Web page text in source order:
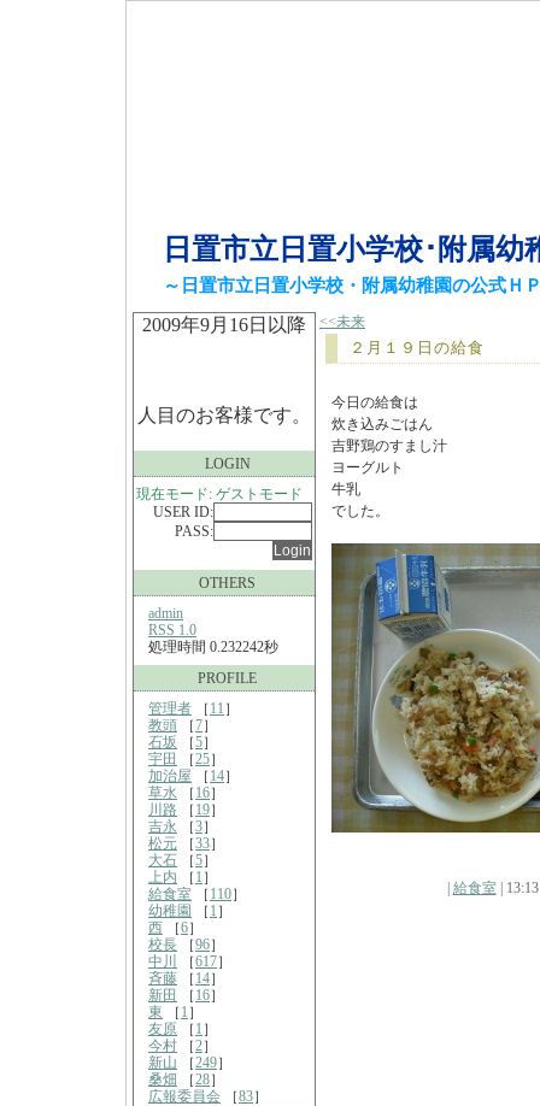
日置市立日置小学校･附属幼
～日置市立日置小学校・附属幼稚園の公式Ｈ
2009年9月16日以降
人目のお客様です。
LOGIN
現在モード: ゲストモード
USER ID:
PASS:
OTHERS
admin
RSS 1.0
処理時間 0.232242秒
PROFILE
管理者 ［ 11 ］
教頭 ［7］
石坂 ［5］
宇田
［25］
加治屋 ［ 14］
草水 ［ 16］
川路 ［ 19］
吉永 ［3］
松元 ［33］
大石 ［5］
上内 ［ 1 ］
給食室 ［ 110］
幼稚園
［ 1 ］
西 ［6］
校長 ［96］
中川
［617］
斉藤 ［ 14］
新田
［ 16］
東 ［ 1 ］
友原 ［ 1 ］
今村 ［2］
新山 ［249］
桑畑
［28］
広報委員会 ［83］
<<未来
２月１９日の給食
今日の給食は
炊き込みごはん
吉野鶏のすまし汁
ヨーグルト
牛乳
でした。
給食室| 13:13